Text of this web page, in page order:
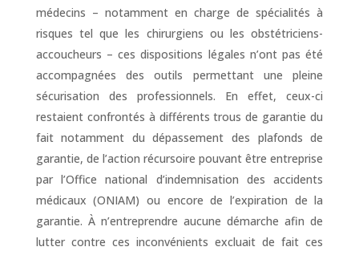
médecins – notamment en charge de spécialités à
risques tel que les chirurgiens ou les obstétriciens-
accoucheurs – ces dispositions légales n’ont pas été
accompagnées des outils permettant une pleine
sécurisation des professionnels. En effet, ceux-ci
restaient confrontés à différents trous de garantie du
fait notamment du dépassement des plafonds de
garantie, de l’action récursoire pouvant être entreprise
par l’Office national d’indemnisation des accidents
médicaux (ONIAM) ou encore de l’expiration de la
garantie. À n’entreprendre aucune démarche afin de
lutter contre ces inconvénients excluait de fait ces